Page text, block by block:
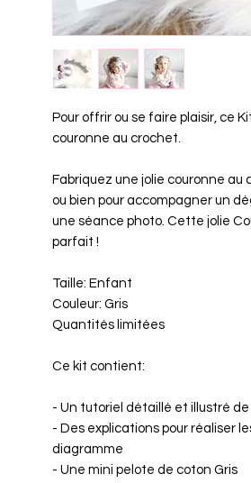
Pour offrir ou se faire plaisir, ce
couronne au crochet.
Fabriquez une jolie couronne au
ou bien pour accompagner un
une séance photo. Cette jolie
parfait !
Taille: Enfant
Couleur: Gris
Quantités limitées
Ce kit contient:
- Un tutoriel détaillé et illustré
- Des explications pour réaliser
diagramme
- Une mini pelote de coton Gris